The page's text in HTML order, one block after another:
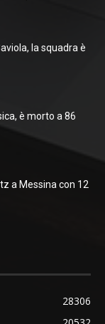
la squadra è
è morto a 86
a Messina con 12
28306